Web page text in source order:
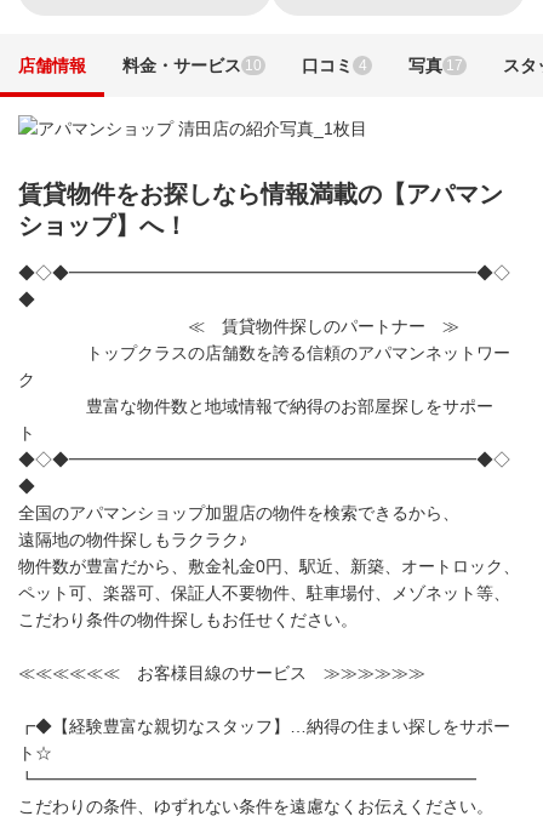
店舗情報 料金・サービス 10 口コミ 4 写真 17 スタ
賃貸物件をお探しなら情報満載の【アパマン
ショップ】へ！
◆◇◆━━━━━━━━━━━━━━━━━━━━━━━━◆◇
◆
≪ 賃貸物件探しのパートナー ≫
トップクラスの店舗数を誇る信頼のアパマンネットワー
ク
豊富な物件数と地域情報で納得のお部屋探しをサポー
ト
◆◇◆━━━━━━━━━━━━━━━━━━━━━━━━◆◇
◆
全国のアパマンショップ加盟店の物件を検索できるから、
遠隔地の物件探しもラクラク♪
物件数が豊富だから、敷金礼金0円、駅近、新築、オートロック、
ペット可、楽器可、保証人不要物件、駐車場付、メゾネット等、
こだわり条件の物件探しもお任せください。
≪≪≪≪≪≪ お客様目線のサービス ≫≫≫≫≫≫
┏◆【経験豊富な親切なスタッフ】…納得の住まい探しをサポー
ト☆
┗━━━━━━━━━━━━━━━━━━━━━━━━━━
こだわりの条件、ゆずれない条件を遠慮なくお伝えください。